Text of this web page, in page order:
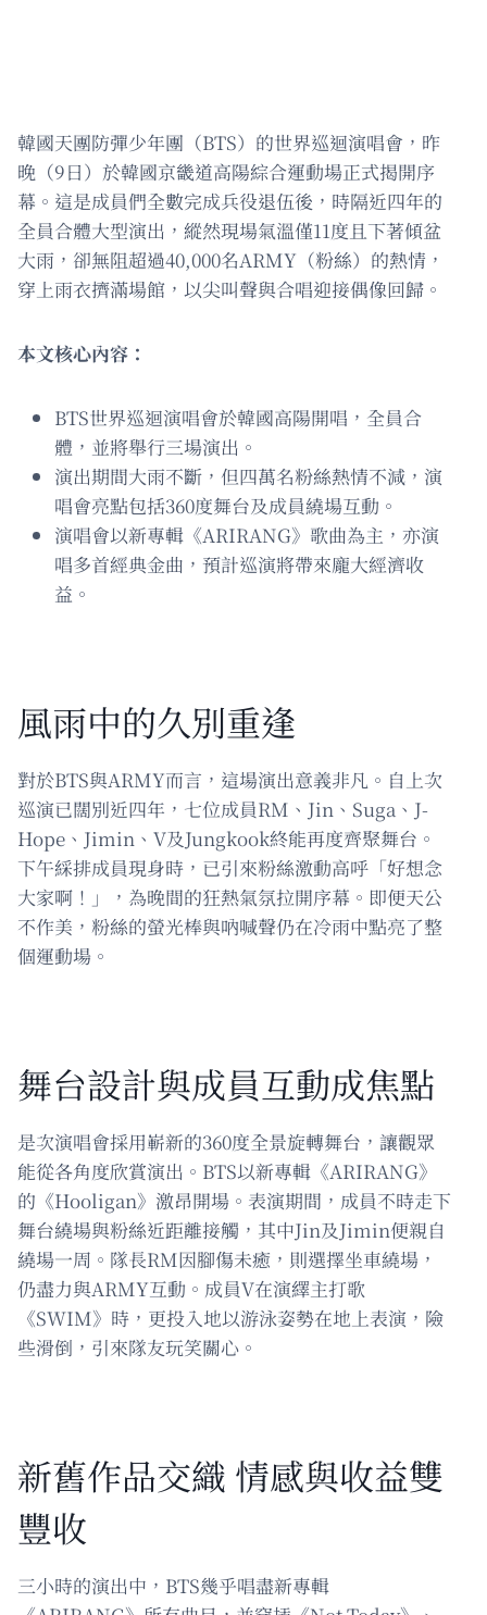
韓國天團防彈少年團（BTS）的世界巡迴演唱會，昨
晚（9日）於韓國京畿道高陽綜合運動場正式揭開序
幕。這是成員們全數完成兵役退伍後，時隔近四年的
全員合體大型演出，縱然現場氣溫僅11度且下著傾盆
大雨，卻無阻超過40,000名ARMY（粉絲）的熱情，
穿上雨衣擠滿場館，以尖叫聲與合唱迎接偶像回歸。
本文核心內容：
BTS世界巡迴演唱會於韓國高陽開唱，全員合
體，並將舉行三場演出。
演出期間大雨不斷，但四萬名粉絲熱情不減，演
唱會亮點包括360度舞台及成員繞場互動。
演唱會以新專輯《ARIRANG》歌曲為主，亦演
唱多首經典金曲，預計巡演將帶來龐大經濟收
益。
風雨中的久別重逢
對於BTS與ARMY而言，這場演出意義非凡。自上次
巡演已闊別近四年，七位成員RM、Jin、Suga、J-
Hope、Jimin、V及Jungkook終能再度齊聚舞台。
下午綵排成員現身時，已引來粉絲激動高呼「好想念
大家啊！」，為晚間的狂熱氣氛拉開序幕。即便天公
不作美，粉絲的螢光棒與吶喊聲仍在冷雨中點亮了整
個運動場。
舞台設計與成員互動成焦點
是次演唱會採用嶄新的360度全景旋轉舞台，讓觀眾
能從各角度欣賞演出。BTS以新專輯《ARIRANG》
的《Hooligan》激昂開場。表演期間，成員不時走下
舞台繞場與粉絲近距離接觸，其中Jin及Jimin便親自
繞場一周。隊長RM因腳傷未癒，則選擇坐車繞場，
仍盡力與ARMY互動。成員V在演繹主打歌
《SWIM》時，更投入地以游泳姿勢在地上表演，險
些滑倒，引來隊友玩笑關心。
新舊作品交織 情感與收益雙
豐收
三小時的演出中，BTS幾乎唱盡新專輯